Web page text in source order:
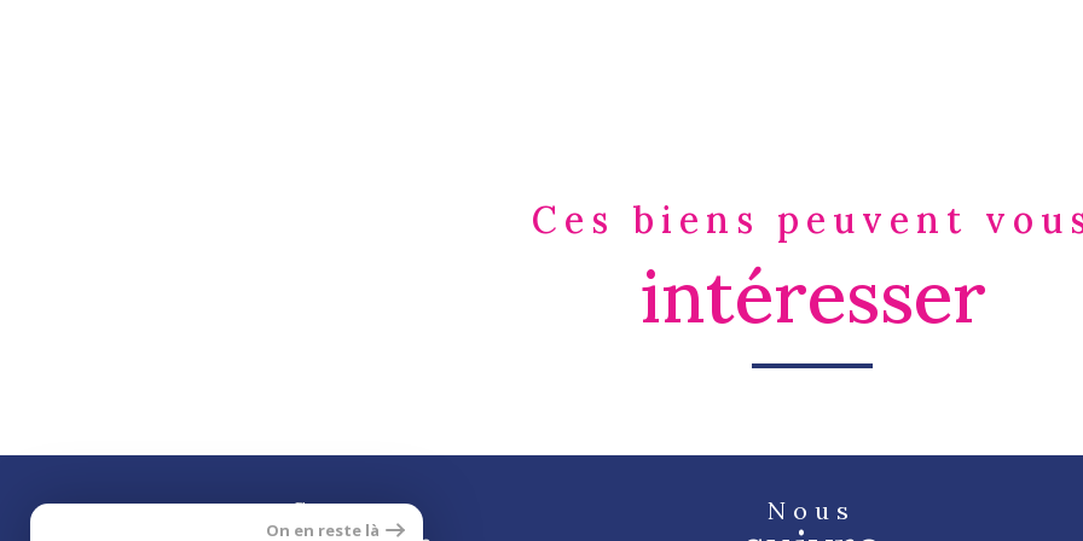
Ces biens peuvent
intéresser
Se Nous
On en reste là